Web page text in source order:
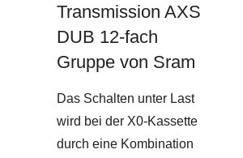
Transmission AXS
DUB 12-fach
Gruppe von Sram
Das Schalten unter Last
wird bei der X0-Kassette
durch eine Kombination